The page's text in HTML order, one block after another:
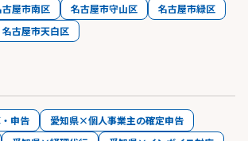
古屋市南区 名古屋市守山区
名古屋市緑区
名古屋市天白区
申告
愛知県×個人事業主の確定申告